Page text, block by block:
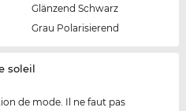
Glänzend Schwarz
Grau Polarisierend
soleil
de mode. Il ne faut pas